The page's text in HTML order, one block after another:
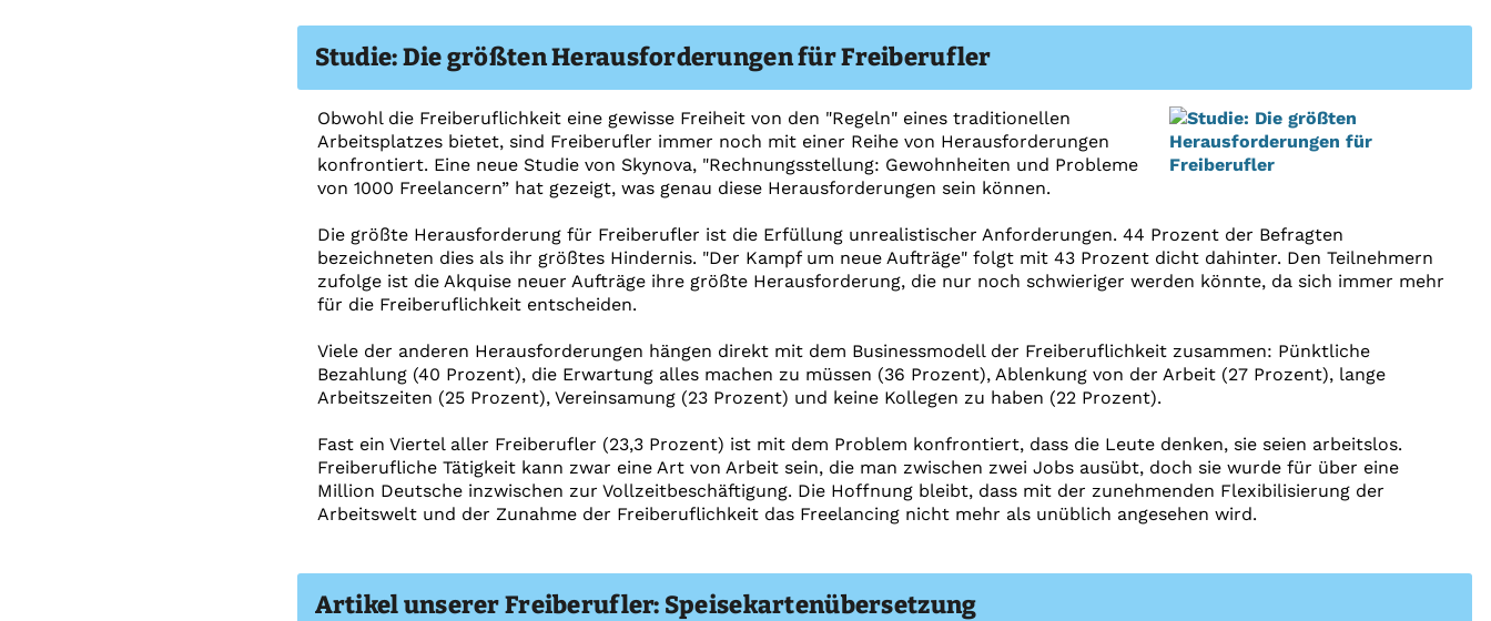
Studie: Die größten Herausforderungen für Freiberufler
Obwohl die Freiberuflichkeit eine gewisse Freiheit von den "Regeln" eines traditionellen
Arbeitsplatzes bietet, sind Freiberufler immer noch mit einer Reihe von Herausforderungen
konfrontiert. Eine neue Studie von Skynova, "Rechnungsstellung: Gewohnheiten und Probleme
von 1000 Freelancern” hat gezeigt, was genau diese Herausforderungen sein können.
Die größte Herausforderung für Freiberufler ist die Erfüllung unrealistischer Anforderungen. 44 Prozent der Befragten
bezeichneten dies als ihr größtes Hindernis. "Der Kampf um neue Aufträge" folgt mit 43 Prozent dicht dahinter. Den Teilnehmern
zufolge ist die Akquise neuer Aufträge ihre größte Herausforderung, die nur noch schwieriger werden könnte, da sich immer mehr
für die Freiberuflichkeit entscheiden.
Viele der anderen Herausforderungen hängen direkt mit dem Businessmodell der Freiberuflichkeit zusammen: Pünktliche
Bezahlung (40 Prozent), die Erwartung alles machen zu müssen (36 Prozent), Ablenkung von der Arbeit (27 Prozent), lange
Arbeitszeiten (25 Prozent), Vereinsamung (23 Prozent) und keine Kollegen zu haben (22 Prozent).
Fast ein Viertel aller Freiberufler (23,3 Prozent) ist mit dem Problem konfrontiert, dass die Leute denken, sie seien arbeitslos.
Freiberufliche Tätigkeit kann zwar eine Art von Arbeit sein, die man zwischen zwei Jobs ausübt, doch sie wurde für über eine
Million Deutsche inzwischen zur Vollzeitbeschäftigung. Die Hoffnung bleibt, dass mit der zunehmenden Flexibilisierung der
Arbeitswelt und der Zunahme der Freiberuflichkeit das Freelancing nicht mehr als unüblich angesehen wird.
Artikel unserer Freiberufler: Speisekartenübersetzung